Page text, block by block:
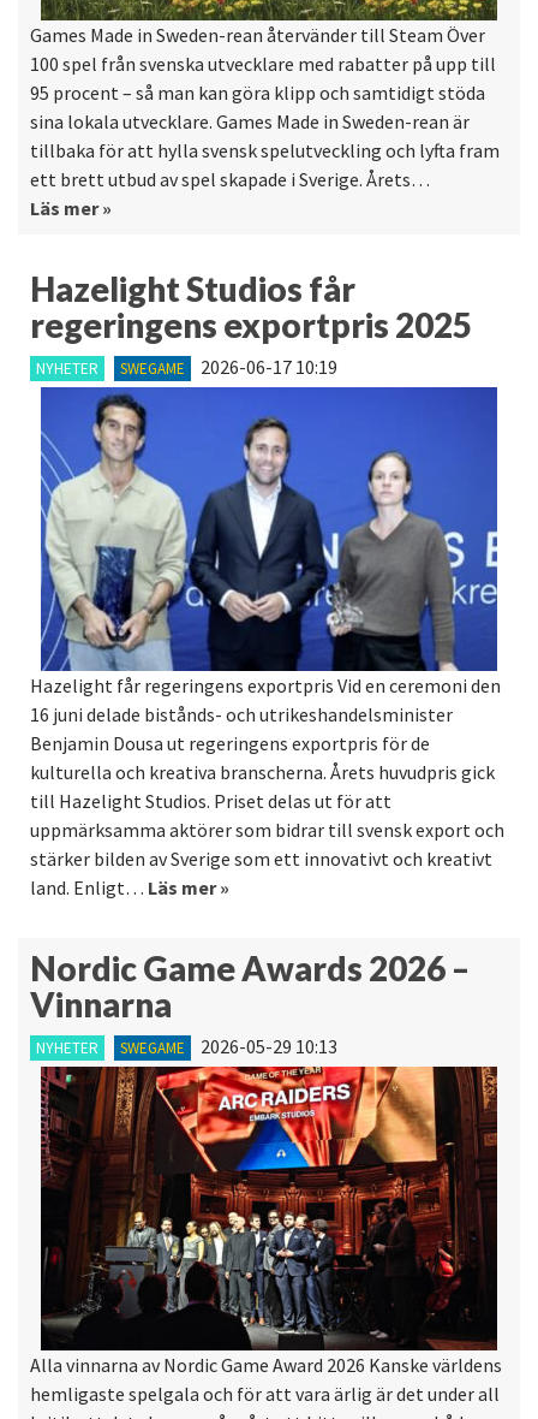
Games Made in Sweden-rean återvänder till Steam Över
100 spel från svenska utvecklare med rabatter på upp till
95 procent – så man kan göra klipp och samtidigt stöda
sina lokala utvecklare. Games Made in Sweden-rean är
tillbaka för att hylla svensk spelutveckling och lyfta fram
ett brett utbud av spel skapade i Sverige. Årets…
Läs mer »
Hazelight Studios får
regeringens exportpris 2025
NYHETER SWEGAME 2026-06-17 10:19
Hazelight får regeringens exportpris Vid en ceremoni den
16 juni delade bistånds- och utrikeshandelsminister
Benjamin Dousa ut regeringens exportpris för de
kulturella och kreativa branscherna. Årets huvudpris gick
till Hazelight Studios. Priset delas ut för att
uppmärksamma aktörer som bidrar till svensk export och
stärker bilden av Sverige som ett innovativt och kreativt
land. Enligt… Läs mer »
Nordic Game Awards 2026 –
Vinnarna
NYHETER SWEGAME 2026-05-29 10:13
Alla vinnarna av Nordic Game Award 2026 Kanske världens
hemligaste spelgala och för att vara ärlig är det under all